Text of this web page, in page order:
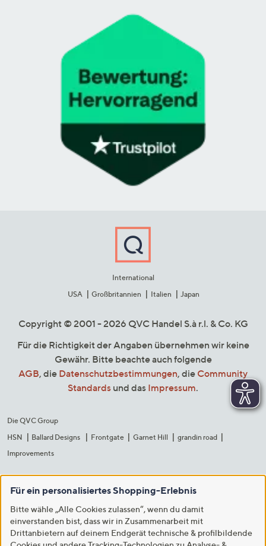
International
USA
Großbritannien Italien Japan
Copyright © 2001 - 2026 QVC Handel S.à r.l. & Co. KG
Für die Richtigkeit der Angaben übernehmen wir keine
Gewähr. Bitte beachte auch folgende
AGB, die Datenschutzbestimmungen, die Community
Standards und das Impressum.
Die QVC Group
HSN
Ballard Designs Frontgate Garnet Hill
grandin road
Improvements
Für ein personalisiertes Shopping-Erlebnis
Bitte wähle „Alle Cookies zulassen“, wenn du damit
einverstanden bist, dass wir in Zusammenarbeit mit
Drittanbietern auf deinem Endgerät technische & profilbildende